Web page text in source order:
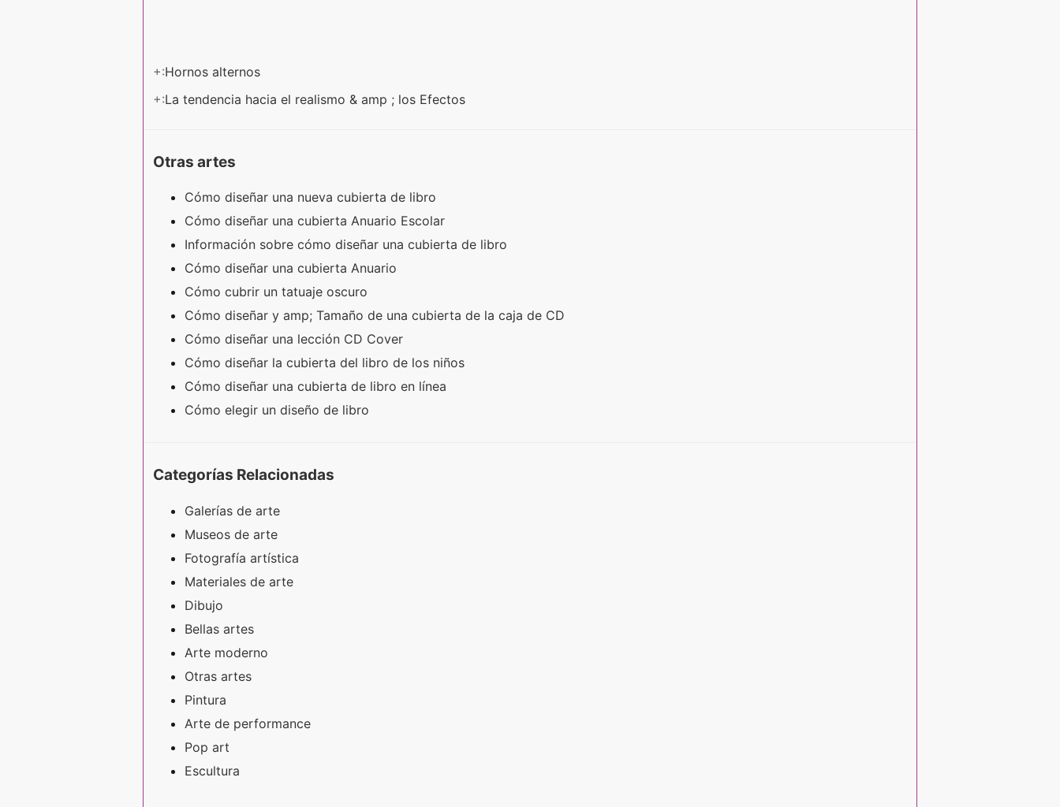
+:Hornos alternos
+:La tendencia hacia el realismo & amp ; los Efectos
Otras artes
Cómo diseñar una nueva cubierta de libro
Cómo diseñar una cubierta Anuario Escolar
Información sobre cómo diseñar una cubierta de libro
Cómo diseñar una cubierta Anuario
Cómo cubrir un tatuaje oscuro
Cómo diseñar y amp; Tamaño de una cubierta de la caja de CD
Cómo diseñar una lección CD Cover
Cómo diseñar la cubierta del libro de los niños
Cómo diseñar una cubierta de libro en línea
Cómo elegir un diseño de libro
Categorías Relacionadas
Galerías de arte
Museos de arte
Fotografía artística
Materiales de arte
Dibujo
Bellas artes
Arte moderno
Otras artes
Pintura
Arte de performance
Pop art
Escultura